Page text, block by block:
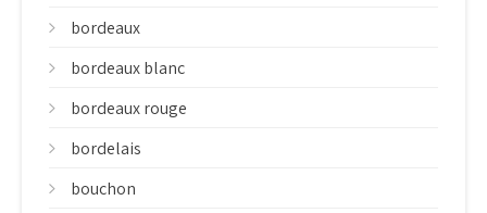
bordeaux
bordeaux blanc
bordeaux rouge
bordelais
bouchon